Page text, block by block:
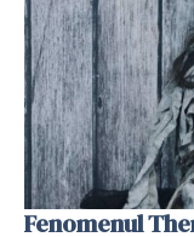
Fenomenul